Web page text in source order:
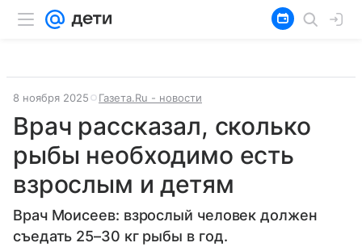
8 ноября 2025 Газета.Ru - новости
Врач рассказал, сколько
рыбы необходимо есть
взрослым и детям
Врач Моисеев: взрослый человек должен
съедать 25–30 кг рыбы в год.